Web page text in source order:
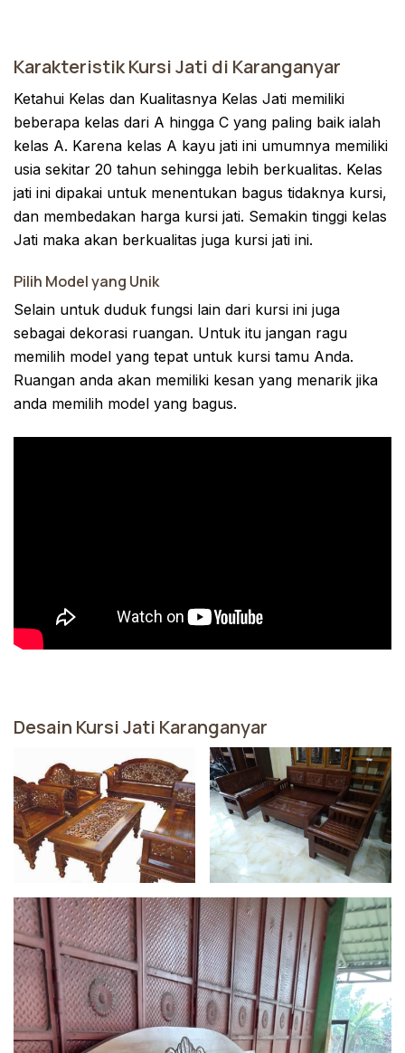
Karakteristik Kursi Jati di Karanganyar
Ketahui Kelas dan Kualitasnya Kelas Jati memiliki
beberapa kelas dari A hingga C yang paling baik ialah
kelas A. Karena kelas A kayu jati ini umumnya memiliki
usia sekitar 20 tahun sehingga lebih berkualitas. Kelas
jati ini dipakai untuk menentukan bagus tidaknya kursi,
dan membedakan harga kursi jati. Semakin tinggi kelas
Jati maka akan berkualitas juga kursi jati ini.
Pilih Model yang Unik
Selain untuk duduk fungsi lain dari kursi ini juga
sebagai dekorasi ruangan. Untuk itu jangan ragu
memilih model yang tepat untuk kursi tamu Anda.
Ruangan anda akan memiliki kesan yang menarik jika
anda memilih model yang bagus.
Desain Kursi Jati Karanganyar